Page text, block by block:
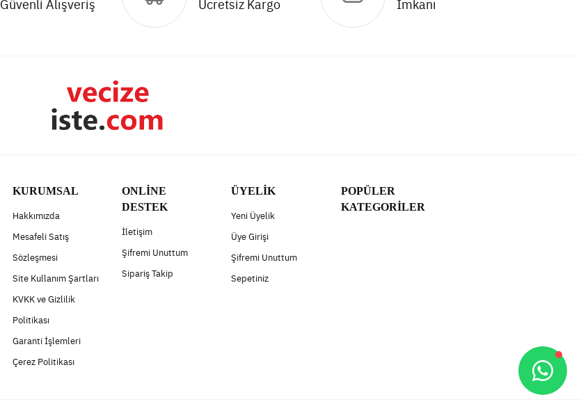
Güvenli Alışveriş
Ücretsiz Kargo
İmkanı
KURUMSAL
Hakkımızda
Mesafeli Satış
Sözleşmesi
Site Kullanım Şartları
KVKK ve Gizlilik
Politikası
Garanti İşlemleri
Çerez Politikası
ONLİNE
DESTEK
İletişim
Şifremi Unuttum
Sipariş Takip
ÜYELİK
Yeni Üyelik
Üye Girişi
Şifremi Unuttum
Sepetiniz
POPÜLER
KATEGORİLER